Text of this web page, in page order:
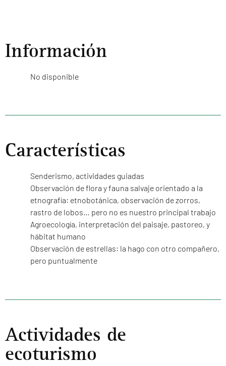
Información
No disponible
Características
Senderismo, actividades guiadas
Observación de flora y fauna salvaje orientado a la
etnografía: etnobotánica, observación de zorros,
rastro de lobos… pero no es nuestro principal trabajo
Agroecología, interpretación del paisaje, pastoreo, y
hábitat humano
Observación de estrellas: la hago con otro compañero,
pero puntualmente
Actividades de
ecoturismo